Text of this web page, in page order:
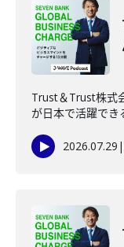
Trust＆Trust株式
が日本で活躍でき
2026.07.29 |